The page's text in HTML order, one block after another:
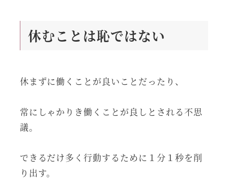
休むことは恥ではない
休まずに働くことが良いことだったり、
常にしゃかりき働くことが良しとされる不思
議。
できるだけ多く行動するために１分１秒を削
り出す。